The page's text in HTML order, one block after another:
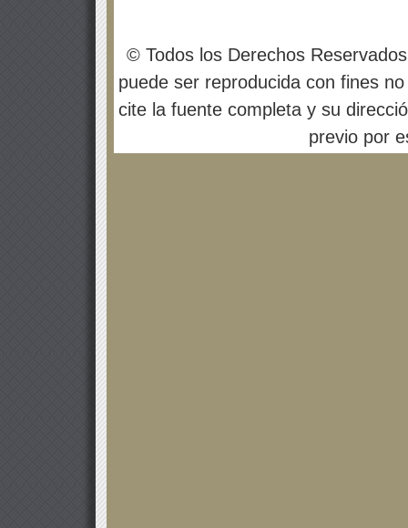
© Todos los Derechos
puede ser reproducida con fines
cite la fuente completa y su
previo por